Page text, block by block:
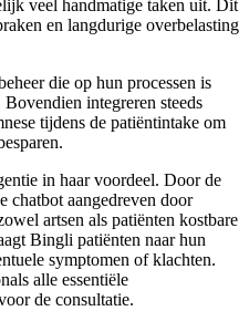
veel handmatige taken uit. Dit
en langdurige overbelasting
die op hun processen is
integreren steeds
tijdens de patiëntintake om
in haar voordeel. Door de
chatbot aangedreven door
artsen als patiënten kostbare
Bingli patiënten naar hun
symptomen of klachten.
alle essentiële
de consultatie.